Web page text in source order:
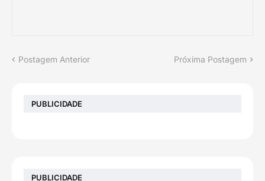
Postagem Anterior Próxima Postagem
PUBLICIDADE
PUBLICIDADE